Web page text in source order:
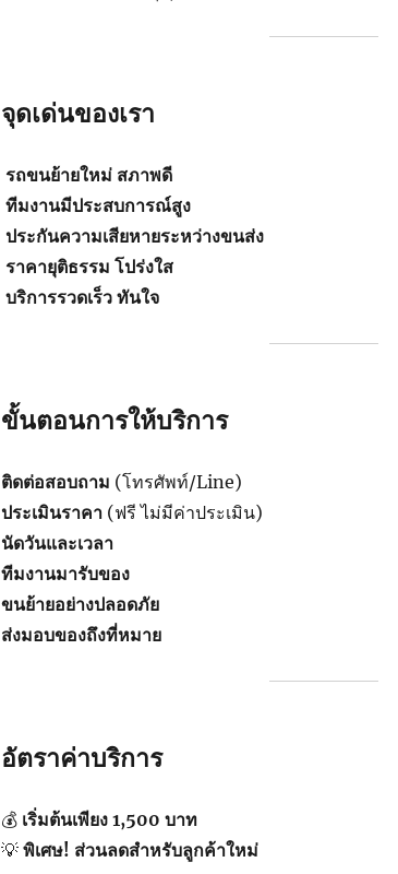
จุดเด่นของเรา
รถขนย้ายใหม่ สภาพดี
ทีมงานมีประสบการณ์สูง
ประกันความเสียหายระหว่างขนส่ง
ราคายุติธรรม โปร่งใส
บริการรวดเร็ว ทันใจ
ขั้นตอนการให้บริการ
ติดต่อสอบถาม (โทรศัพท์/Line)
ประเมินราคา (ฟรี ไม่มีค่าประเมิน)
นัดวันและเวลา
ทีมงานมารับของ
ขนย้ายอย่างปลอดภัย
ส่งมอบของถึงที่หมาย
อัตราค่าบริการ
💰 เริ่มต้นเพียง 1,500 บาท
💡พิเศษ! ส่วนลดสำหรับลูกค้าใหม่